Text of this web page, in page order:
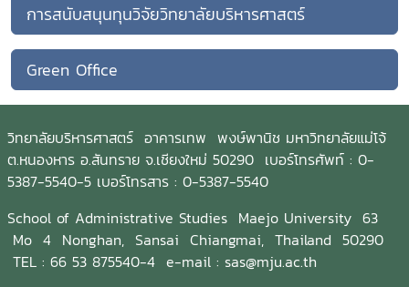
การสนับสนุนทุนวิจัยวิทยาลัยบริหารศาสตร์
Green Office
วิทยาลัยบริหารศาสตร์ อาคารเทพ พงษ์พานิช มหาวิทยาลัยแม่โจ้
ต.หนองหาร อ.สันทราย จ.เชียงใหม่ 50290 เบอร์โทรศัพท์ : 0-
5387-5540-5 เบอร์โทรสาร : 0-5387-5540
School of Administrative Studies Maejo University 63
Mo 4 Nonghan, Sansai Chiangmai, Thailand 50290
TEL : 66 53 875540-4 e-mail : sas@mju.ac.th